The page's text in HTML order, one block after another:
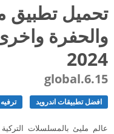
تحميل
والحفرة
2024
global.6.15
افضل تطبيقات اندرويد ترفيه
عالم مليئ بالمسلسلات